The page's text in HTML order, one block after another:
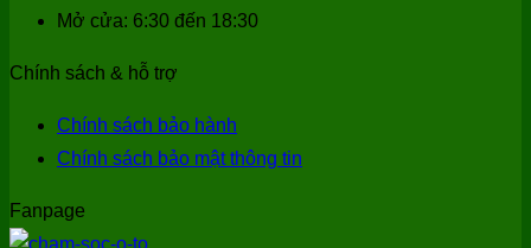
Mở cửa: 6:30 đến 18:30
Chính sách & hỗ trợ
Chính sách bảo hành
Chính sách bảo mật thông tin
Fanpage